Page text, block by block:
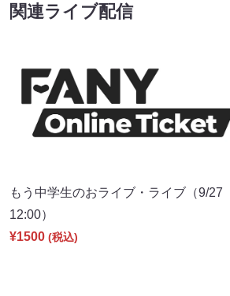
関連ライブ配信
もう中学生のおライブ・ライブ（9/27
12:00）
¥1500 (税込)